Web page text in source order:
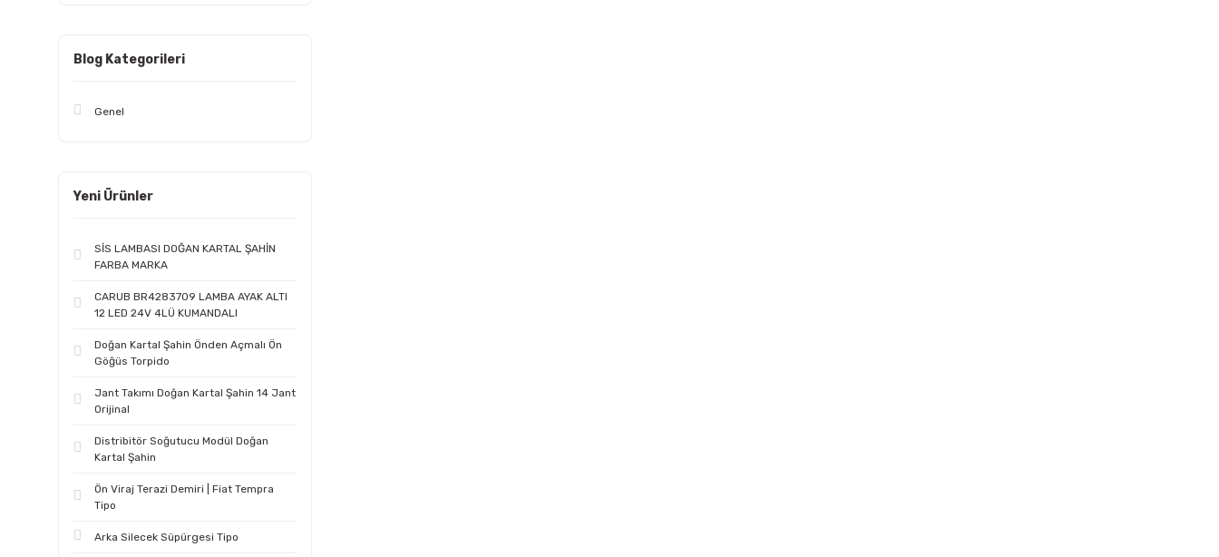
Blog Kategorileri
Genel
Yeni Ürünler
SİS LAMBASI DOĞAN KARTAL ŞAHİN
FARBA MARKA
CARUB BR4283709 LAMBA AYAK ALTI
12 LED 24V 4LÜ KUMANDALI
Doğan Kartal Şahin Önden Açmalı Ön
Göğüs Torpido
Jant Takımı Doğan Kartal Şahin 14 Jant
Orijinal
Distribitör Soğutucu Modül Doğan
Kartal Şahin
Ön Viraj Terazi Demiri | Fiat Tempra
Tipo
Arka Silecek Süpürgesi Tipo